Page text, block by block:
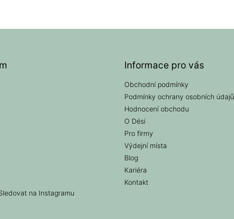
na Instagramu
Informace pro vás
Obchodní podmínky
Podmínky ochrany osobních údajů
Hodnocení obchodu
O Dési
Pro firmy
Výdejní místa
Blog
Kariéra
Kontakt